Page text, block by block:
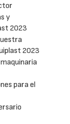
y
2023
2023
para el